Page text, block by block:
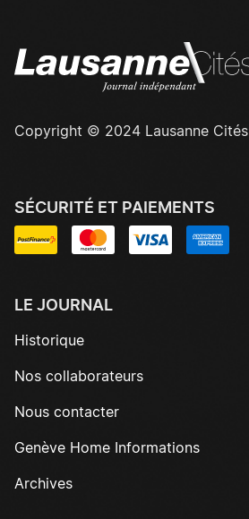
Copyright © 2024 Lausanne Cités
SÉCURITÉ ET PAIEMENTS
LE JOURNAL
Historique
Nos collaborateurs
Nous contacter
Genève Home Informations
Archives